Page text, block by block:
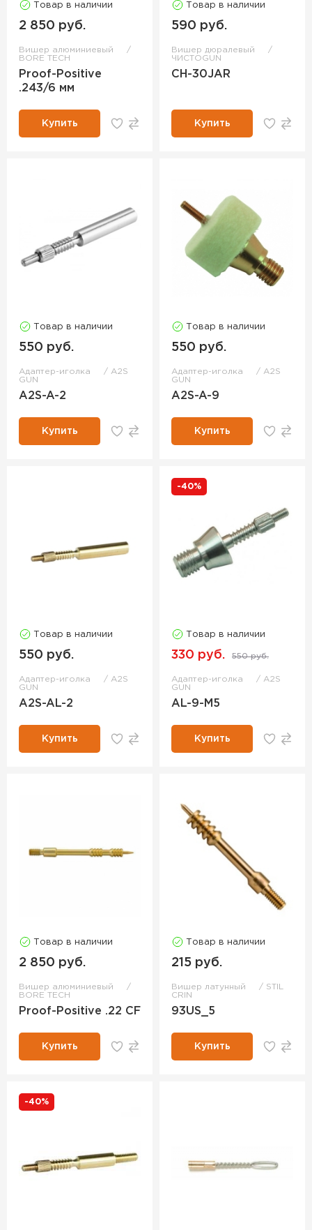
Товар в наличии
2 850 руб.
Вишер алюминиевый
BORE TECH
Proof-Positive
.243/6 мм
Купить
Товар в наличии
590 руб.
Вишер дюралевый
ЧИСТОGUN
CH-30JAR
Купить
Товар в наличии
550 руб.
Адаптер-иголка
A2S
GUN
A2S-A-2
Купить
Товар в наличии
550 руб.
Адаптер-иголка
A2S
GUN
A2S-A-9
Купить
Товар в наличии
550 руб.
Адаптер-иголка
A2S
GUN
A2S-AL-2
Купить
-40%
Товар в наличии
330 руб. 550 руб.
Адаптер-иголка
A2S
GUN
AL-9-M5
Купить
Товар в наличии
2 850 руб.
Вишер алюминиевый
BORE TECH
Proof-Positive .22 CF
Купить
Товар в наличии
215 руб.
Вишер латунный
STIL
CRIN
93US_5
Купить
-40%